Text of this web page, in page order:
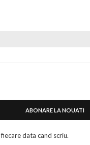
ABONARE LA NOUATI
data cand scriu.